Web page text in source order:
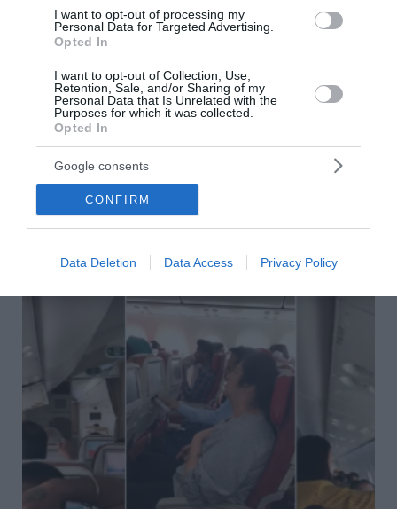
I want to opt-out of processing my
Personal Data for Targeted Advertising.
Opted In
I want to opt-out of Collection, Use,
Retention, Sale, and/or Sharing of my
Personal Data that Is Unrelated with the
Purposes for which it was collected.
Opted In
Google consents
CONFIRM
Data Deletion Data Access Privacy Policy
Σοκ στο Μεξικό: Influencer δολοφονήθηκε
ενώ έκανε live έξω από εστιατόριο
Σκηνές σοκ εκτυλίχθηκαν στο Κουλιακάν του Μεξικού,
όταν γνωστός influencer έπεσε νεκρός από
πυροβολισμούς την ώρα που πραγματοποιούσε ζωντανή
μετάδοση στα μέσα κοινωνικής δικτύωσης...